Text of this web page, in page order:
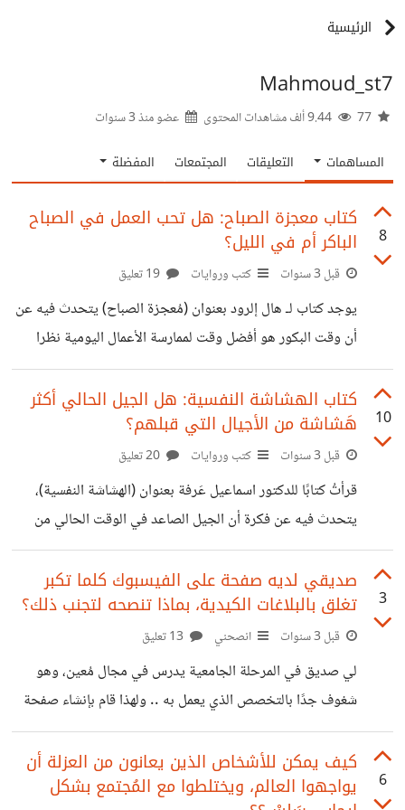
الرئيسية
Mahmoud_st7
عضو منذ3 سنوات
المساهمات التعليقات المجتمعات المفضلة
8
كتاب معجزة الصباح: هل تحب العمل في الصباح
الباكر أم في الليل؟
قبل 3 سنوات كتب وروايات
يوجد كتاب لـ هال إلرود بعنوان (مُعجزة الصباح) يتحدث فيه عن
أن وقت البكور هو أفضل وقت لممارسة الأعمال اليومية نظرا
للهدوء الذي يتسم به والاستيقاظ بكامل النشاط والقوة الذهنية
الحاضرة، وغيرها من الظروف المناسبة .. وأنه إذا أردنا أن نكون
ناجحين في حياتنا ينبغي علينا تخصيص بعض الوقت لتطوير
الذات، وأفضل وقت لذلك هو الصباح الباكر كما يقول (إلرود). أنا
شخصيًا ألمس ذلك في يومي، في الفترات التي تنتظم فيها
مواعيد نومي، وأنام مُبكرا وأستيقظ في الصباح الباكر، أستطيع
10
كتاب الهشاشة النفسية: هل الجيل الحالي أكثر
هَشاشة من الأجيال التي قبلهم؟
قبل 3 سنوات كتب وروايات
قرأتُ كتابًا للدكتور اسماعيل عَرفة بعنوان (الهشاشة النفسية)،
يتحدث فيه عن فكرة أن الجيل الصاعد في الوقت الحالي من
الأطفال والمُراهقين تعرضوا لمشاعر مُدللة، وصَارت نفسيتهم
قابلة للكسر في أي موقف ولو بسيط .. واستهل كتابه بقصة
للكاتبة البريطانية (كلير فوكس) في عام 2004م حيث أنها
فوجئت برجوع ابنتها من المدرسة وهي غارقة في دموعها!! ولما
احتضنتها الأم وكفكفت دموعها، قالت لها الطفلة: (لقد تعرضت
للتنمر في المدرسة يا أمي) وعندما سألتها الأم عن نوع التنمر التي
3
صديقي لديه صفحة على الفيسبوك كلما تكبر
تغلق بالبلاغات الكيدية، بماذا تنصحه لتجنب ذلك؟
قبل 3 سنوات انصحني
لي صديق في المرحلة الجامعية يدرس في مجال مُعين، وهو
شغوف جدًا بالتخصص الذي يعمل به .. ولهذا قام بإنشاء صفحة
على موقع التواصل الشهير (فيسبوك) وأخذ يقدم بعض المقاطع
المرئية وهو يشرح فيها بعض (المواد العلمية) الخاصة بهذا
التخصص .. بغرض افادة الطلاب وتبسيط المعلومات
6
كيف يمكن للأشخاص الذين يعانون من العزلة أن
يواجهوا العالم، ويختلطوا مع المُجتمع بشكل